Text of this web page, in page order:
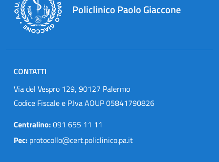
Policlinico Paolo Giaccone
CONTATTI
Via del Vespro 129, 90127 Palermo
Codice Fiscale e P.Iva AOUP 05841790826
Centralino:091 655 11 11
Pec: protocollo@cert.policlinico.pa.it